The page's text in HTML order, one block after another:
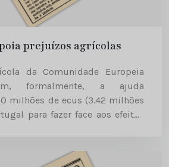
prejuízos agrícolas
da Comunidade Europeia
formalmente, a ajuda
milhões de ecus (3.42 milhões
para fazer face aos efeitos